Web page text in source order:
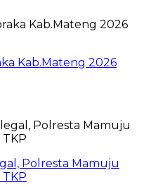
Kab.Mateng 2026
Polresta Mamuju